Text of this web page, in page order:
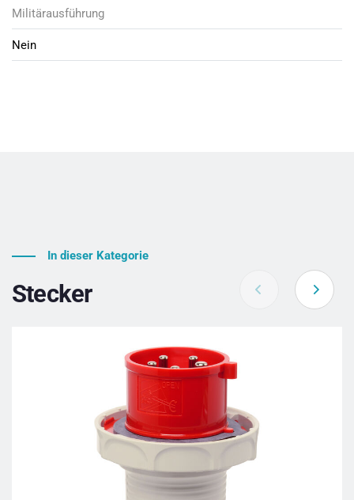
Militärausführung
Nein
In dieser Kategorie
Stecker